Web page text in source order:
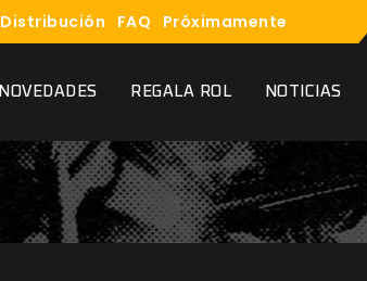
Distribución FAQ Próximamente
NOVEDADES REGALA ROL NOTICIAS